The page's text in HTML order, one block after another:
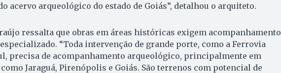
acervo arqueológico do estado de Goiás”, detalhou o arquiteto.
ressalta que obras em áreas históricas exigem acompanhamento
“Toda intervenção de grande porte, como a Ferrovia
precisa de acompanhamento arqueológico, principalmente em
Jaraguá, Pirenópolis e Goiás. São terrenos com potencial de